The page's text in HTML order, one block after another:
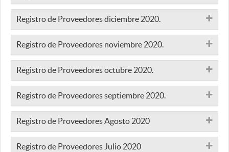
Registro de Proveedores diciembre 2020.
Registro de Proveedores noviembre 2020.
Registro de Proveedores octubre 2020.
Registro de Proveedores septiembre 2020.
Registro de Proveedores Agosto 2020
Registro de Proveedores Julio 2020